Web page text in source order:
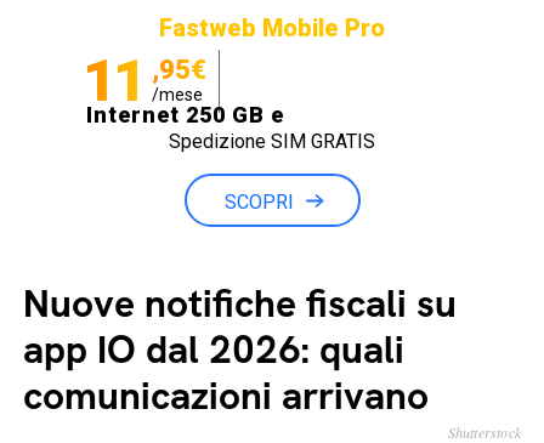
Fastweb Mobile Pro
11 ,95€
/mese
Internet 250 GB e
Minuti illimitati
Spedizione SIM GRATIS
SCOPRI
Nuove notifiche fiscali su
app IO dal 2026: quali
comunicazioni arrivano
Shutterstock